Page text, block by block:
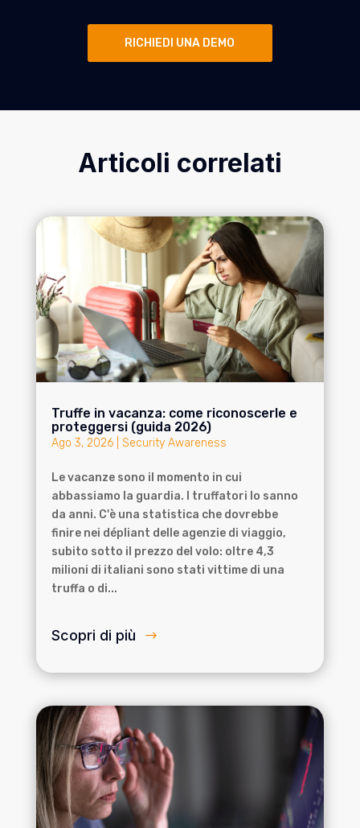
RICHIEDI UNA DEMO
Articoli correlati
Truffe in vacanza: come riconoscerle e
proteggersi (guida 2026)
Ago 3, 2026| Security Awareness
Le vacanze sono il momento in cui
abbassiamo la guardia. I truffatori lo sanno
da anni. C'è una statistica che dovrebbe
finire nei dépliant delle agenzie di viaggio,
subito sotto il prezzo del volo: oltre 4,3
milioni di italiani sono stati vittime di una
truffa o di...
Scopri di più